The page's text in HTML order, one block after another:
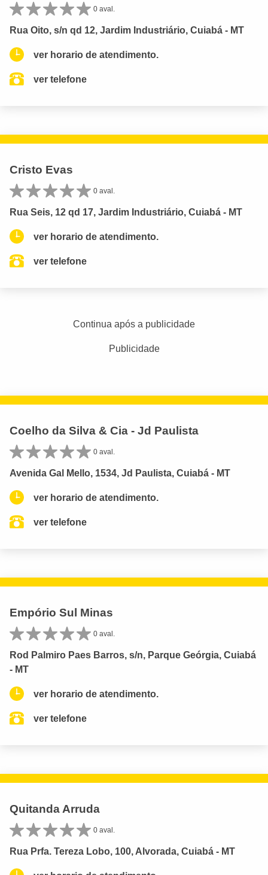
0 aval.
Rua Oito, s/n qd 12, Jardim Industriário, Cuiabá - MT
ver horario de atendimento.
ver telefone
Cristo Evas
0 aval.
Rua Seis, 12 qd 17, Jardim Industriário, Cuiabá - MT
ver horario de atendimento.
ver telefone
Continua após a publicidade
Publicidade
Coelho da Silva & Cia - Jd Paulista
0 aval.
Avenida Gal Mello, 1534, Jd Paulista, Cuiabá - MT
ver horario de atendimento.
ver telefone
Empório Sul Minas
0 aval.
Rod Palmiro Paes Barros, s/n, Parque Geórgia, Cuiabá
- MT
ver horario de atendimento.
ver telefone
Quitanda Arruda
0 aval.
Rua Prfa. Tereza Lobo, 100, Alvorada, Cuiabá - MT